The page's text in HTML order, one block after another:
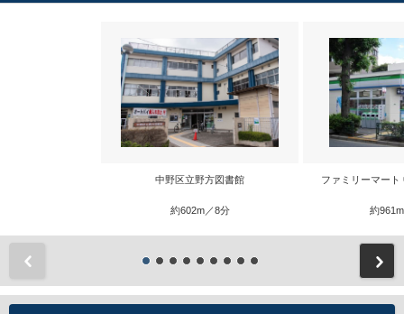
中野区立野方図書館
約602m／8分
ファミリーマー
約